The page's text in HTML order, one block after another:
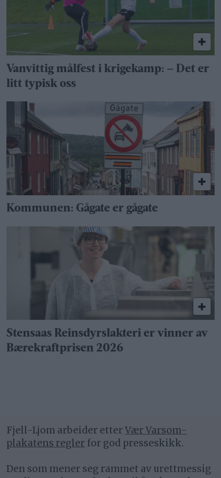
Vanvittig målfest i krigekamp: – Det er
litt typisk oss
Kommunen: Gågate er gågate
Stensaas Reinsdyrslakteri er vinner av
Bærekraftprisen 2026
Fjell-Ljom arbeider etterVær Varsom-
plakatens regler for god presseskikk.
Den som mener seg rammet av urettmessig